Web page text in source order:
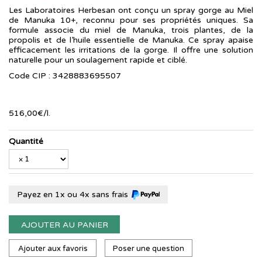
Les Laboratoires Herbesan ont conçu un spray gorge au Miel
de Manuka 10+, reconnu pour ses propriétés uniques. Sa
formule associe du miel de Manuka, trois plantes, de la
propolis et de l’huile essentielle de Manuka. Ce spray apaise
efficacement les irritations de la gorge. Il offre une solution
naturelle pour un soulagement rapide et ciblé.
Code CIP : 3428883695507
516,00€/l.
Quantité
Payez en 1x ou 4x sans frais
AJOUTER AU PANIER
Ajouter aux favoris Poser une question